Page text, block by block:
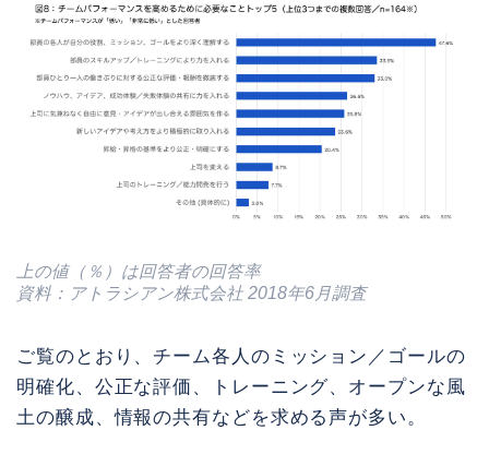
上の値（％）は回答者の回答率
資料：アトラシアン株式会社 2018年6月調査
ご覧のとおり、チーム各人のミッション／ゴールの
明確化、公正な評価、トレーニング、オープンな風
土の醸成、情報の共有などを求める声が多い。